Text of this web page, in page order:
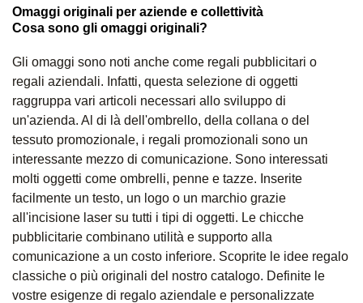
Omaggi originali per aziende e collettività
Cosa sono gli omaggi originali?
Gli omaggi sono noti anche come regali pubblicitari o
regali aziendali. Infatti, questa selezione di oggetti
raggruppa vari articoli necessari allo sviluppo di
un'azienda. Al di là dell'ombrello, della collana o del
tessuto promozionale, i regali promozionali sono un
interessante mezzo di comunicazione. Sono interessati
molti oggetti come ombrelli, penne e tazze. Inserite
facilmente un testo, un logo o un marchio grazie
all'incisione laser su tutti i tipi di oggetti. Le chicche
pubblicitarie combinano utilità e supporto alla
comunicazione a un costo inferiore. Scoprite le idee regalo
classiche o più originali del nostro catalogo. Definite le
vostre esigenze di regalo aziendale e personalizzate